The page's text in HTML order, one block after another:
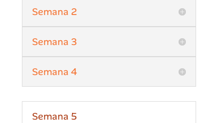
Semana 2
Semana 3
Semana 4
Semana 5